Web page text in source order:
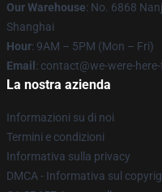
Our Warehouse: No. 6868
Shanghai
Hour: 9AM – 5PM (Mon – Fri)
Email : contact@we-were-
La nostra azienda
Informazioni su di noi
Termini e condizioni
Informativa sulla privacy
DMCA - Informativa sul